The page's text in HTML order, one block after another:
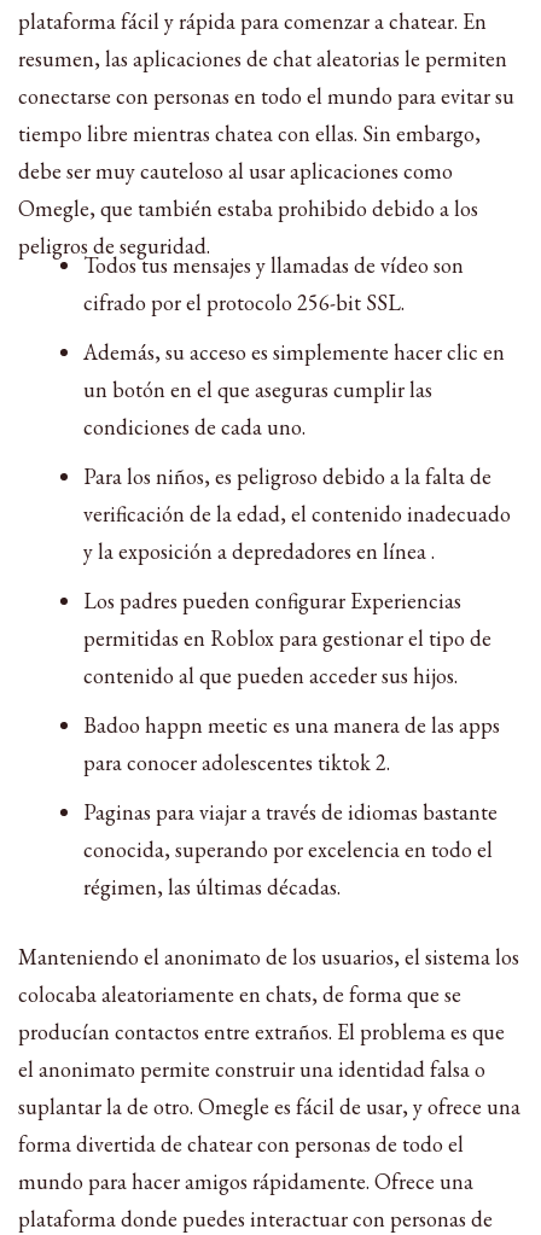
plataforma fácil y rápida para comenzar a chatear. En
resumen, las aplicaciones de chat aleatorias le permiten
conectarse con personas en todo el mundo para evitar su
tiempo libre mientras chatea con ellas. Sin embargo,
debe ser muy cauteloso al usar aplicaciones como
Omegle, que también estaba prohibido debido a los
peligros de seguridad.
Todos tus mensajes y llamadas de vídeo son
cifrado por el protocolo 256-bit SSL.
Además, su acceso es simplemente hacer clic en
un botón en el que aseguras cumplir las
condiciones de cada uno.
Para los niños, es peligroso debido a la falta de
verificación de la edad, el contenido inadecuado
y la exposición a depredadores en línea .
Los padres pueden configurar Experiencias
permitidas‍ en Roblox para gestionar el tipo de
contenido al que pueden acceder sus hijos.
Badoo happn meetic es una manera de las apps
para conocer adolescentes tiktok 2.
Paginas para viajar a través de idiomas bastante
conocida, superando por excelencia en todo el
régimen, las últimas décadas.
Manteniendo el anonimato de los usuarios, el sistema los
colocaba aleatoriamente en chats, de forma que se
producían contactos entre extraños. El problema es que
el anonimato permite construir una identidad falsa o
suplantar la de otro. Omegle es fácil de usar, y ofrece una
forma divertida de chatear con personas de todo el
mundo para hacer amigos rápidamente. Ofrece una
plataforma donde puedes interactuar con personas de